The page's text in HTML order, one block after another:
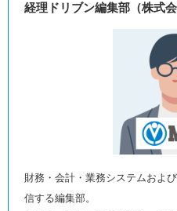
経理ドリブン編集部（株式
財務・会計・業務システムおよ
信する編集部。